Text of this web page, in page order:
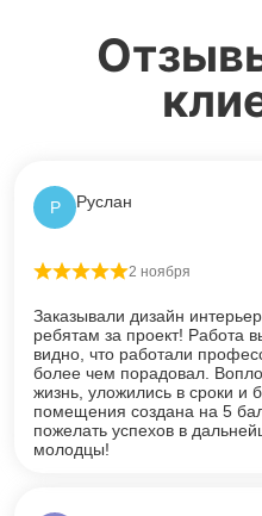
Р Руслан
Оценка5из 5
2 ноября
Заказывали дизайн
ребятам за проект! Работа
видно, что работали
более чем порадовал.
жизнь, уложились в сроки и
помещения создана на 5
пожелать успехов в
молодцы!